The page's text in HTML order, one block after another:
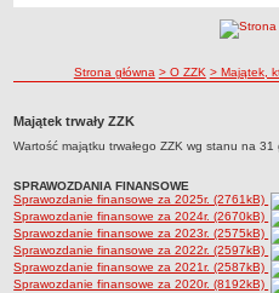
SPOSÓB PRZYJMOWANIA I
SYGNALIŚCI
Czym się zajmujemy
Organizacja
Kierownictwo Zarządu Zasobu
Majątek, którym dysponuje ZZK
ścieżka nawigacji
Strona główna > O ZZK > Majątek,
Majątek trwały ZZK
Wartość majątku trwałego ZZK wg stanu na
SPRAWOZDANIA FINANSOWE
Sprawozdanie finansowe za 2025r. (2761kB)
Sprawozdanie finansowe za 2024r. (2670kB)
Sprawozdanie finansowe za 2023r. (2575kB)
Sprawozdanie finansowe za 2022r. (2597kB)
Sprawozdanie finansowe za 2021r. (2587kB)
Sprawozdanie finansowe za 2020r. (8192kB)